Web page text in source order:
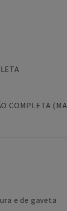
COMPLETA
e de gaveta